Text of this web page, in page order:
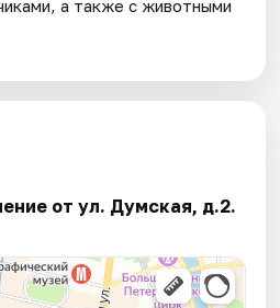
а также с животными
от ул. Думская, д.2.